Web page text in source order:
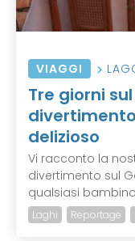
VIAGGI
Tre giorni
delizioso
Vi racconto la
divertimento sul
qualsiasi
Laghi Reportage